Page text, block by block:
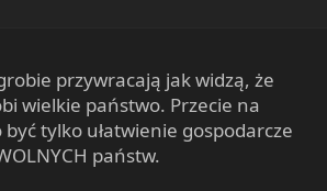
przywracają jak widzą, że
wielkie państwo. Przecie na
być tylko ułatwienie gospodarcze
państw.